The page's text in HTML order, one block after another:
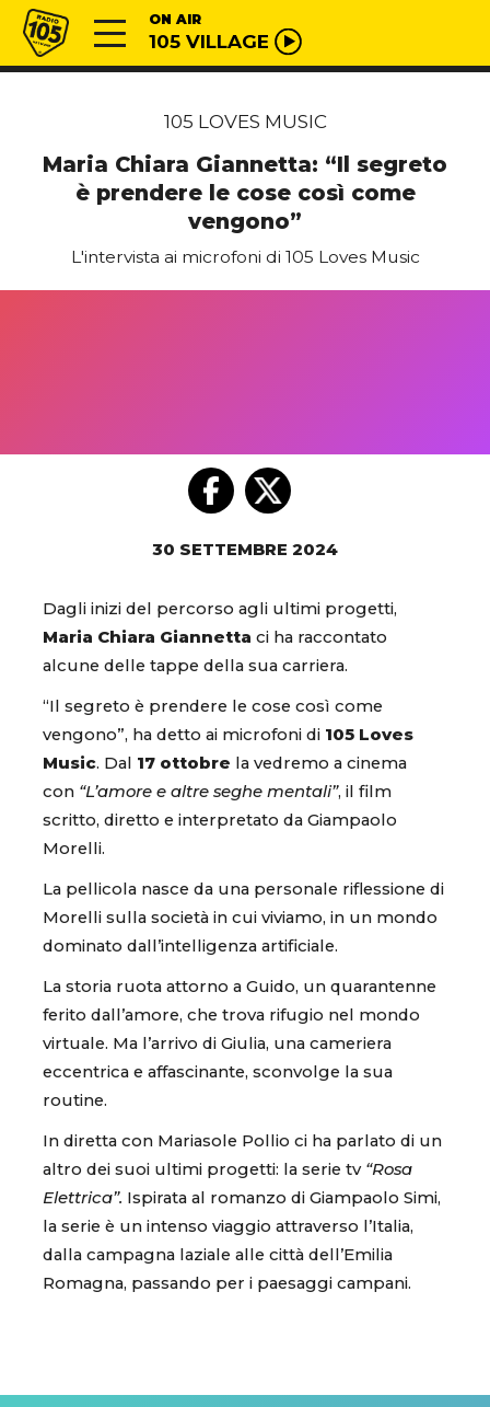
Vai al contenuto
Radio 105 ON AIR
105 VILLAGE
105 LOVES MUSIC
Maria Chiara Giannetta: “Il segreto
è prendere le cose così come
vengono”
L'intervista ai microfoni di 105 Loves Music
30 SETTEMBRE 2024
Dagli inizi del percorso agli ultimi progetti,
Maria Chiara Giannetta ci ha raccontato
alcune delle tappe della sua carriera.
“Il segreto è prendere le cose così come
vengono”, ha detto ai microfoni di 105 Loves
Music. Dal 17 ottobre la vedremo a cinema
con “L’amore e altre seghe mentali”, il film
scritto, diretto e interpretato da Giampaolo
Morelli.
La pellicola nasce da una personale riflessione di
Morelli sulla società in cui viviamo, in un mondo
dominato dall’intelligenza artificiale.
La storia ruota attorno a Guido, un quarantenne
ferito dall’amore, che trova rifugio nel mondo
virtuale. Ma l’arrivo di Giulia, una cameriera
eccentrica e affascinante, sconvolge la sua
routine.
In diretta con Mariasole Pollio ci ha parlato di un
altro dei suoi ultimi progetti: la serie tv “Rosa
Elettrica”. Ispirata al romanzo di Giampaolo Simi,
la serie è un intenso viaggio attraverso l’Italia,
dalla campagna laziale alle città dell’Emilia
Romagna, passando per i paesaggi campani.